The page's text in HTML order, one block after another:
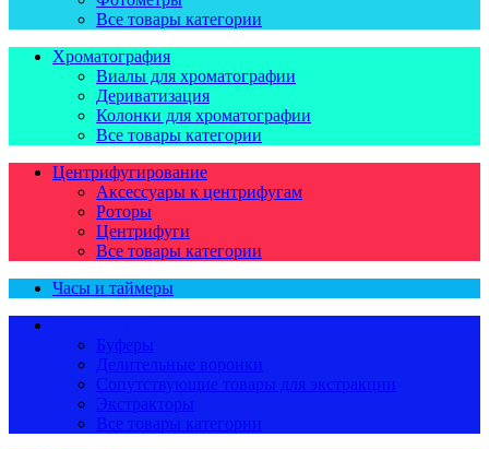
Все товары категории
Хроматография
Виалы для хроматографии
Дериватизация
Колонки для хроматографии
Все товары категории
Центрифугирование
Аксессуары к центрифугам
Роторы
Центрифуги
Все товары категории
Часы и таймеры
Буферы
Делительные воронки
Сопутствующие товары для экстракции
Экстракторы
Все товары категории